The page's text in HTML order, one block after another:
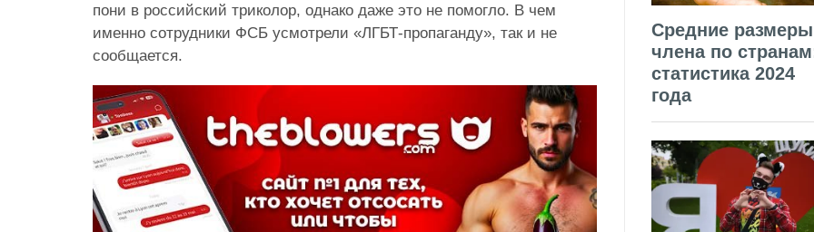
пони в российский триколор, однако даже это не помогло. В чем
именно сотрудники ФСБ усмотрели «ЛГБТ-пропаганду», так и не
сообщается.
Средние размеры
члена по
статистика 2024
года